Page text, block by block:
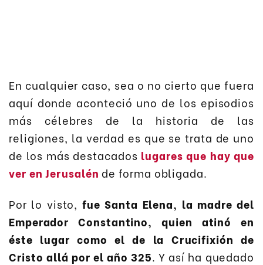
En cualquier caso, sea o no cierto que fuera
aquí donde aconteció uno de los episodios
más célebres de la historia de las
religiones, la verdad es que se trata de uno
de los más destacados lugares que hay que
ver en Jerusalén de forma obligada.
Por lo visto, fue Santa Elena, la madre del
Emperador Constantino, quien atinó en
éste lugar como el de la Crucifixión de
Cristo allá por el año 325. Y así ha quedado